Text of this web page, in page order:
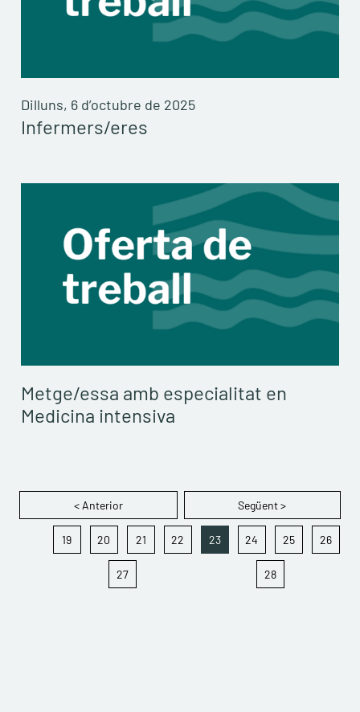
Dilluns, 6 d’octubre de 2025
Infermers/eres
Metge/essa amb especialitat en
Medicina intensiva
< Anterior Següent >
19 20 21 22 23 24 25 26
27 28